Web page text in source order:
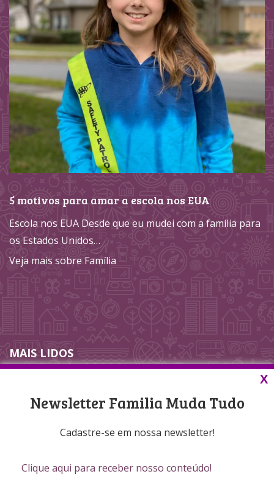
5 motivos para amar a escola nos EUA
Escola nos EUA Desde que eu mudei com a família para
os Estados Unidos…
Veja mais sobre Família
MAIS LIDOS
©‎ 2019 Família Muda Tudo. Todos os direitos reservados.
X
Newsletter Familia Muda Tudo
Cadastre-se em nossa newsletter!
Clique aqui para receber nosso conteúdo!